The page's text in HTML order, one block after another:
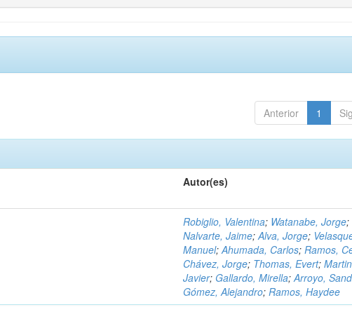
Anterior 1
Autor(es)
Robiglio, Valentina; Watanabe, Jorge;
Nalvarte, Jaime;Alva, Jorge;
Manuel;Ahumada, Carlos;Ramos,
Chávez, Jorge; Thomas, Evert;
Javier; Gallardo, Mirella;Arroyo,
Gómez, Alejandro;Ramos, Haydee